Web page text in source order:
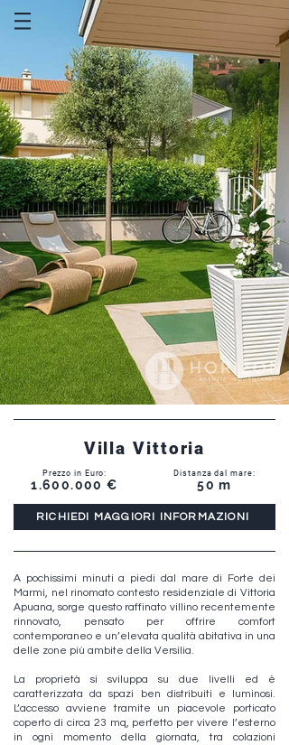
Villa Vittoria
Prezzo in Euro:
1.600.000 €
Distanza dal mare:
50 m
RICHIEDI MAGGIORI INFORMAZIONI
A pochissimi minuti a piedi dal mare di Forte dei
Marmi, nel rinomato contesto residenziale di Vittoria
Apuana, sorge questo raffinato villino recentemente
rinnovato, pensato per offrire comfort
contemporaneo e un’elevata qualità abitativa in una
delle zone più ambite della Versilia.
La proprietà si sviluppa su due livelli ed è
caratterizzata da spazi ben distribuiti e luminosi.
L’accesso avviene tramite un piacevole porticato
coperto di circa 23 mq, perfetto per vivere l’esterno
in ogni momento della giornata, tra colazioni